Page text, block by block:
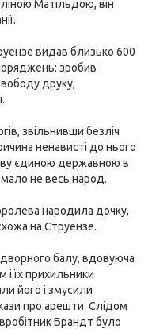
Матільдою, він
видав близько 600
зробив
друку,
звільнивши безліч
ненависті до нього
єдиною державною в
мало не весь народ.
народила дочку,
на Струензе.
балу, вдовуюча
їх прихильники
його і змусили
про арешти. Слідом
Брандт було